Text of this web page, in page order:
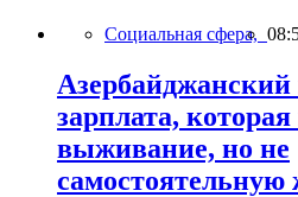
Социальная сфера,
зарплата,
выживание, но не
самостоятельную